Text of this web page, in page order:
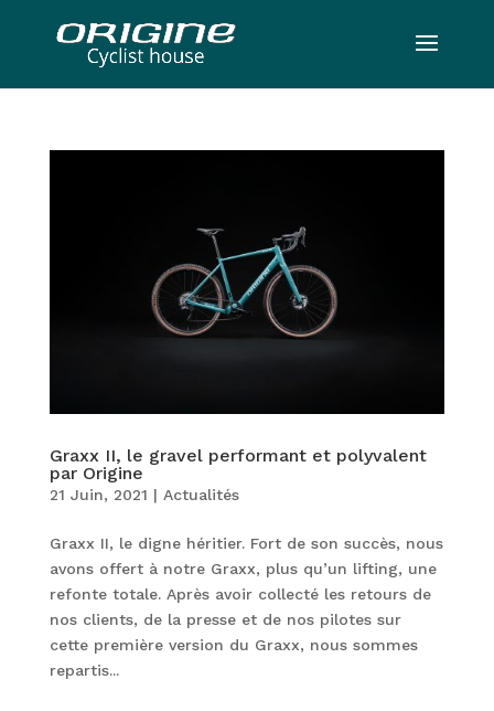
Graxx II, le gravel performant et polyvalent
par Origine
21 Juin, 2021 | Actualités
Graxx II, le digne héritier. Fort de son succès, nous
avons offert à notre Graxx, plus qu’un lifting, une
refonte totale. Après avoir collecté les retours de
nos clients, de la presse et de nos pilotes sur
cette première version du Graxx, nous sommes
repartis...